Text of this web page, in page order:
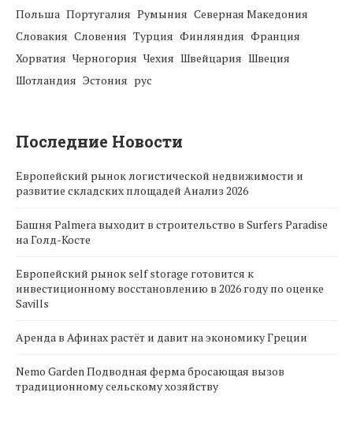
Польша Португалия Румыния Северная Македония
Словакия Словения Турция Финляндия Франция
Хорватия Черногория Чехия Швейцария Швеция
Шотландия Эстония рус
Последние Новости
Европейский рынок логистической недвижимости и
развитие складских площадей Анализ 2026
Башня Palmera выходит в строительство в Surfers Paradise
на Голд-Косте
Европейский рынок self storage готовится к
инвестиционному восстановлению в 2026 году по оценке
Savills
Аренда в Афинах растёт и давит на экономику Греции
Nemo Garden Подводная ферма бросающая вызов
традиционному сельскому хозяйству